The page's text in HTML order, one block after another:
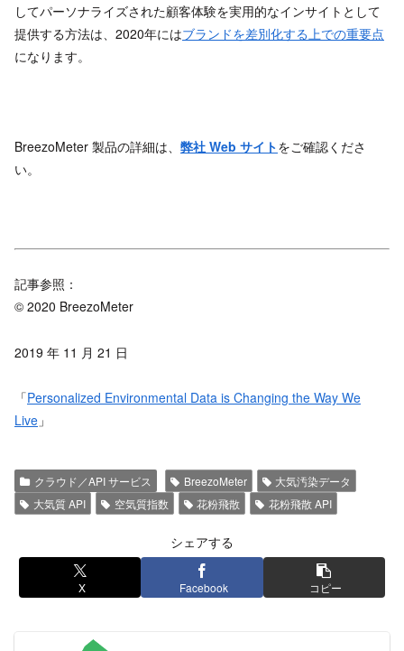
してパーソナライズされた顧客体験を実用的なインサイトとして
提供する方法は、2020年にはブランドを差別化する上での重要点
になります。
BreezoMeter 製品の詳細は、 弊社 Web サイトをご確認くださ
い。
記事参照：
© 2020 BreezoMeter
2019 年 11 月 21 日
「Personalized Environmental Data is Changing the Way We
Live 」
クラウド／API サービス BreezoMeter
大気汚染データ
大気質 API
空気質指数 花粉飛散 花粉飛散 API
シェアする
X Facebook コピー